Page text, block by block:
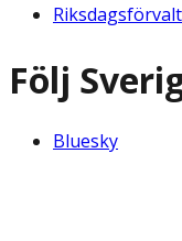
Följ
Bluesky